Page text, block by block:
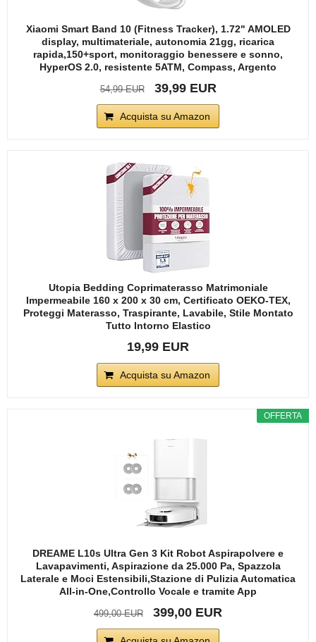
Xiaomi Smart Band 10 (Fitness Tracker), 1.72" AMOLED
display, multimateriale, autonomia 21gg, ricarica
rapida,150+sport, monitoraggio benessere e sonno,
HyperOS 2.0, resistente 5ATM, Compass, Argento
54,99 EUR 39,99 EUR
Acquista su Amazon
Utopia Bedding Coprimaterasso Matrimoniale
Impermeabile 160 x 200 x 30 cm, Certificato OEKO-TEX,
Proteggi Materasso, Traspirante, Lavabile, Stile Montato
Tutto Intorno Elastico
19,99 EUR
Acquista su Amazon
OFFERTA
DREAME L10s Ultra Gen 3 Kit Robot Aspirapolvere e
Lavapavimenti, Aspirazione da 25.000 Pa, Spazzola
Laterale e Moci Estensibili,Stazione di Pulizia Automatica
All-in-One,Controllo Vocale e tramite App
499,00 EUR 399,00 EUR